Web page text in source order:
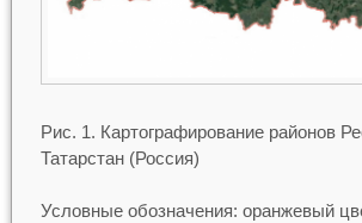
Рис. 1. Картографирование районов
Татарстан (Россия)
Условные обозначения: оранжевый